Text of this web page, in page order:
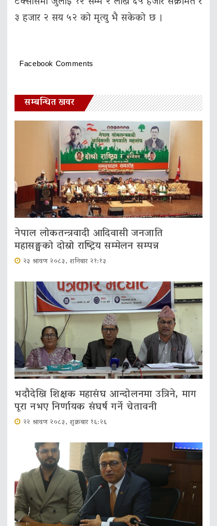
३ हजार २ सय ५२ को मृत्‍यु भै सकेको छ ।
Facebook Comments
सम्बन्धित खवर
नेपाल लोकतन्त्रवादी आदिवासी जनजाति
महासङ्घको दोस्रो राष्ट्रिय सम्मेलन सम्पन्न
२३ श्रावण २०८३, शनिबार २१:१३
भदौदेखि शिक्षक महासंघ आन्दोलनमा उत्रिने, माग
पूरा नभए निर्णायक संघर्ष गर्ने चेतावनी
२२ श्रावण २०८३, शुक्रबार १६:२६